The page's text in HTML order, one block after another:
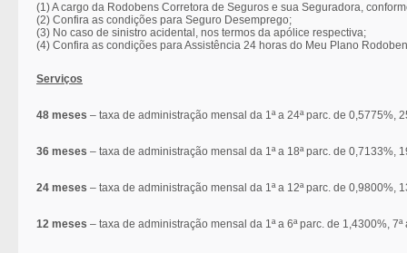
(1) A cargo da Rodobens Corretora de Seguros e sua Seguradora,
(2) Confira as condições para Seguro Desemprego;
(3) No caso de sinistro acidental, nos termos da apólice respectiva;
(4) Confira as condições para Assistência 24 horas do Meu Plano
Serviços
48 meses – taxa de administração mensal da 1ª a 24ª parc. de 0,5775%,
36 meses – taxa de administração mensal da 1ª a 18ª parc. de 0,7133%,
24 meses – taxa de administração mensal da 1ª a 12ª parc. de 0,9800%,
12 meses – taxa de administração mensal da 1ª a 6ª parc. de 1,4300%,